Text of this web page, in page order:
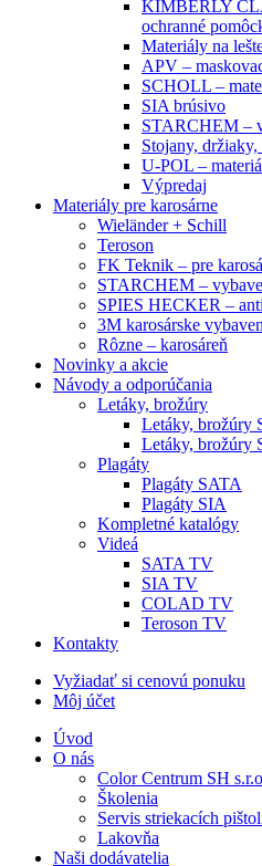
KIMBERLY
ochranné
Materiály na
APV –
SCHOLL –
SIA brúsivo
STARCHEM –
Stojany,
U-POL –
Výpredaj
Materiály pre karosárne
Wieländer + Schill
Teroson
FK Teknik – pre
STARCHEM –
SPIES HECKER –
3M karosárske
Rôzne – karosáreň
Novinky a akcie
Návody a odporúčania
Letáky, brožúry
Letáky, brožúry
Letáky, brožúry
Plagáty
Plagáty SATA
Plagáty SIA
Kompletné katalógy
Videá
SATA TV
SIA TV
COLAD TV
Teroson TV
Kontakty
Vyžiadať si cenovú ponuku
Môj účet
Úvod
O nás
Color Centrum SH
Školenia
Servis striekacích
Lakovňa
Naši dodávatelia